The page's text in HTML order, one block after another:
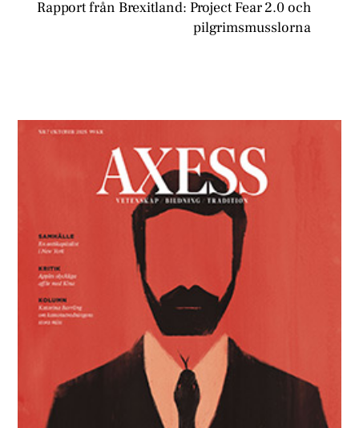
Rapport från Brexitland: Project Fear 2.0 och
pilgrimsmusslorna